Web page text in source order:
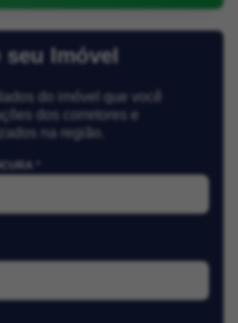
seu Imóvel
do imóvel que você
dos corretores e
na região.
*